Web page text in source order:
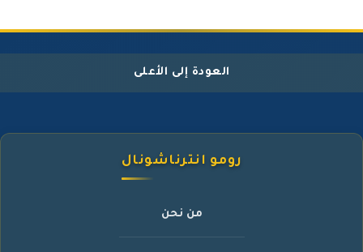
العودة إلى الأعلى
رومو انترناشونال
من نحن